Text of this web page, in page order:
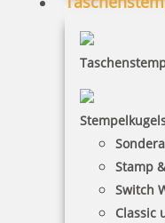
Stamp
Switch
Classic
Jetzt gestalten